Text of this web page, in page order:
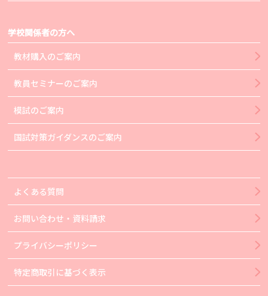
学校関係者の方へ
教材購入のご案内
教員セミナーのご案内
模試のご案内
国試対策ガイダンスのご案内
よくある質問
お問い合わせ・資料請求
プライバシーポリシー
特定商取引に基づく表示